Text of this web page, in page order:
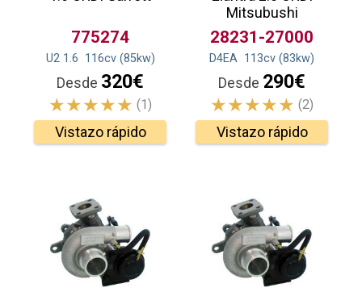
775274
U2 1.6 116cv (85kw)
Desde 320€
(1)
Vistazo rápido
Mitsubushi
28231-27000
D4EA 113cv (83kw)
Desde 290€
(2)
Vistazo rápido